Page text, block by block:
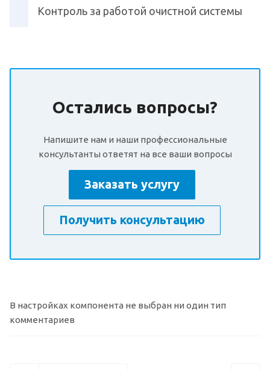
Контроль за работой очистной системы
Остались вопросы?
Напишите нам и наши профессиональные
консультанты ответят на все ваши вопросы
Заказать услугу
Получить консультацию
В настройках компонента не выбран ни один тип
комментариев